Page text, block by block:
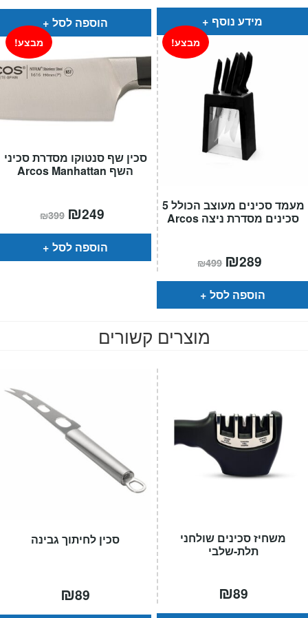
היה:
₪299.
הוא:
הוספה לסל
היה:
₪299.
הוא:
מידע נוסף
סכין שף סנטוקו מסדרת סכיני
השף Arcos Manhattan
מבצע!
₪399 המחיר
המקורי
היה:
₪399.
₪249
הוא:
הוספה לסל
מעמד סכינים מעוצב הכולל 5
סכינים מסדרת ניצה Arcos
מבצע!
₪499 המחיר
המקורי
היה:
₪499.
₪289
הוא:
הוספה לסל
מוצרים קשורים
סכין לחיתוך גבינה
₪89
משחיז סכינים שולחני
תלת-שלבי
₪89